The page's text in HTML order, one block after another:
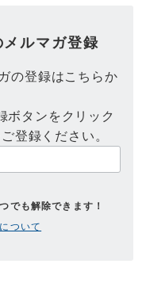
ルマガ登録
の登録はこちらか
ボタンをクリック
登録ください。
でも解除できます！
ついて